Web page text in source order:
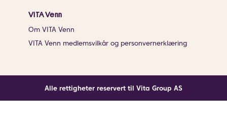
VITA Venn
Om VITA Venn
VITA Venn medlemsvilkår og personvernerklæring
Alle rettigheter reservert til Vita Group AS